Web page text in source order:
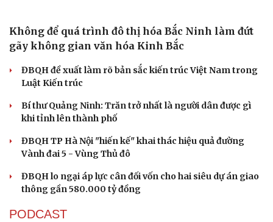
Tư vấn
Săn Tour
Câu chuyện thời sự
Kể chuyện cho bé
Không để quá trình đô thị hóa Bắc Ninh làm đứt
gãy không gian văn hóa Kinh Bắc
ĐBQH đề xuất làm rõ bản sắc kiến trúc Việt Nam trong
Luật Kiến trúc
Bí thư Quảng Ninh: Trăn trở nhất là người dân được gì
khi tỉnh lên thành phố
ĐBQH TP Hà Nội "hiến kế" khai thác hiệu quả đường
Vành đai 5 - Vùng Thủ đô
ĐBQH lo ngại áp lực cân đối vốn cho hai siêu dự án giao
thông gần 580.000 tỷ đồng
PODCAST